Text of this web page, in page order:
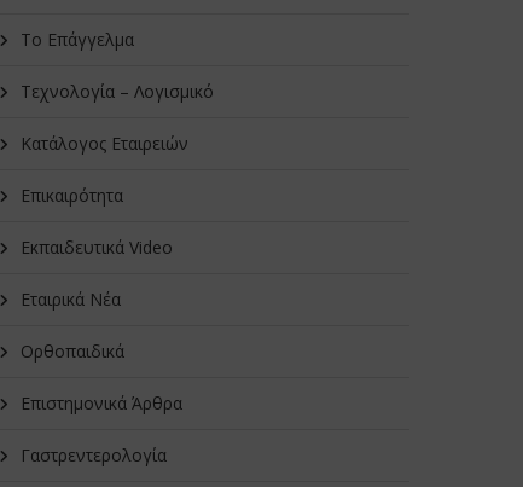
Το Επάγγελμα
Τεχνολογία – Λογισμικό
Κατάλογος Εταιρειών
Επικαιρότητα
Εκπαιδευτικά Video
Εταιρικά Νέα
Oρθοπαιδικά
Επιστημονικά Άρθρα
Γαστρεντερολογία